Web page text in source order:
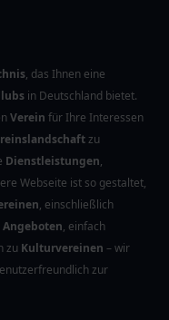
, das Ihnen eine
in Deutschland bietet.
Verein für Ihre Interessen
zu
Dienstleistungen,
Webseite ist so gestaltet,
, einschließlich
, einfach
zu Kulturvereinen – wir
zur